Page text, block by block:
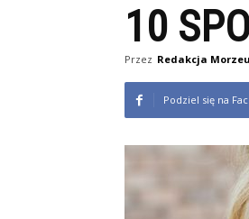
10
Przez Redakcja
Podziel się na